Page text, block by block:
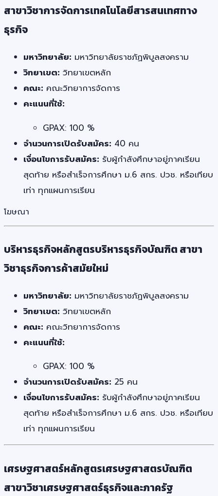
สาขาวิชาการจัดการเทคโนโลยีสารสนเทศทาง
ธุรกิจ
มหาวิทยาลัย: มหาวิทยาลัยราชภัฏพิบูลสงคราม
วิทยาเขต: วิทยาเขตหลัก
คณะ: คณะวิทยาการจัดการ
คะแนนที่ใช้:
GPAX: 100 %
จำนวนการเปิดรับสมัคร: 40 คน
เงื่อนไขการรับสมัคร: รับผู้กำลังศึกษาอยู่ภาคเรียน
สุดท้าย หรือสำเร็จการศึกษา ม.6 สกร. ปวช. หรือเทียบ
เท่า ทุกแผนการเรียน
โฆษณา
บริหารธุรกิจหลักสูตรบริหารธุรกิจบัณฑิต สาขา
วิชาธุรกิจการค้าสมัยใหม่
มหาวิทยาลัย: มหาวิทยาลัยราชภัฏพิบูลสงคราม
วิทยาเขต: วิทยาเขตหลัก
คณะ: คณะวิทยาการจัดการ
คะแนนที่ใช้:
GPAX: 100 %
จำนวนการเปิดรับสมัคร: 25 คน
เงื่อนไขการรับสมัคร: รับผู้กำลังศึกษาอยู่ภาคเรียน
สุดท้าย หรือสำเร็จการศึกษา ม.6 สกร. ปวช. หรือเทียบ
เท่า ทุกแผนการเรียน
เศรษฐศาสตร์หลักสูตรเศรษฐศาสตรบัณฑิต
สาขาวิชาเศรษฐศาสตร์ธุรกิจและภาครัฐ